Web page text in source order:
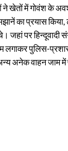
खेतों में गोवंश के
का प्रयास
जहां पर
पुलिस-
अन्य अनेक वाहन